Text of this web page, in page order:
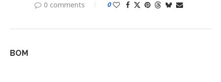
0 comments 0
BOM